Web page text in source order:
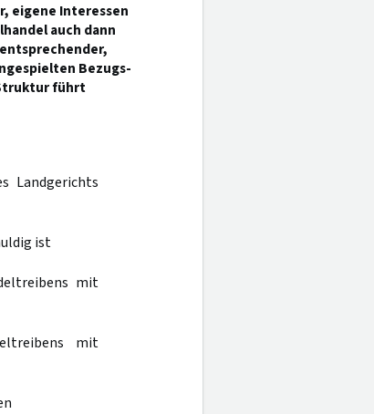
eigene Interessen
auch dann
Bezugs-
führt
Landgerichts
ist
mit
mit